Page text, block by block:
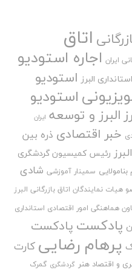
اتاق
ایران اجاره استودیو
استانداری البرز استودیو
استودیو
البرز و توسعه ایران
خبر اقتصادی ذره بین
رئیس کمیسیون گردشگری
سمینار آموزشی شادی
هیات نمایندگان اتاق بازرگانی البرز
هماهنگی امور اقتصادی استانداری
پادکست پادکست
پرهام رضایی کارت
و اقتصاد هنر گردشگری گمرک